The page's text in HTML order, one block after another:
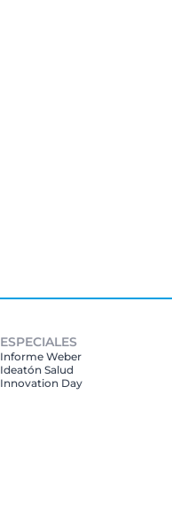
ESPECIALES
Informe Weber
Ideatón Salud
Innovation Day